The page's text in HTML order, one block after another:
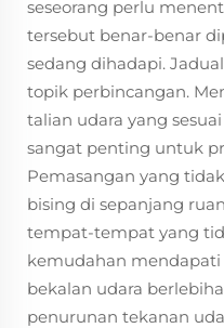
seseorang perlu
tersebut benar-benar
sedang dihadapi.
topik perbincangan.
talian udara yang
sangat penting untuk
Pemasangan yang
bising di sepanjang
tempat-tempat yang
kemudahan
bekalan udara
penurunan tekanan